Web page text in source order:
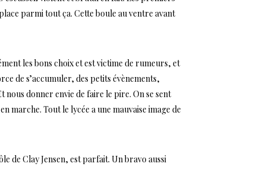
parmi tout ça. Cette boule au ventre avant
les bons choix et est victime de rumeurs, et
de s’accumuler, des petits évènements,
donner envie de faire le pire. On se sent
marche. Tout le lycée a une mauvaise image de
de Clay Jensen, est parfait. Un bravo aussi